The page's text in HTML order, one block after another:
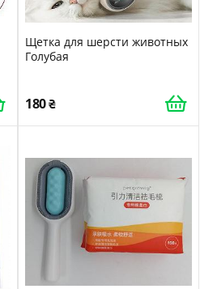
Щетка для шерсти животных
Голубая
180